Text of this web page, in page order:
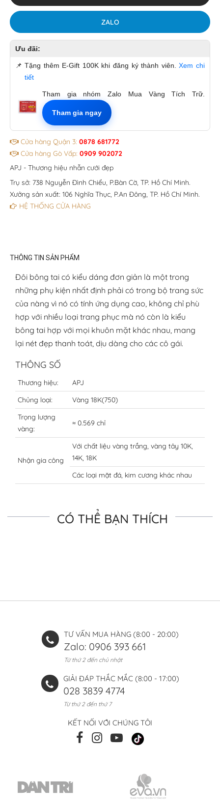
ZALO
Ưu đãi:
📌 Tặng thêm E-Gift 100K khi đăng ký thành viên.Xem chi
tiết
Tham gia nhóm Zalo Mua Vàng Tích Trữ.
Tham gia ngay
Cửa hàng Quận 3: 0878 681772
Cửa hàng Gò Vấp: 0909 902072
APJ - Thương hiệu nhẫn cưới đẹp
Trụ sở: 738 Nguyễn Đình Chiểu, P.Bàn Cờ, TP. Hồ Chí Minh.
Xưởng sản xuất: 106 Nghĩa Thục, P.An Đông, TP. Hồ Chí Minh.
HỆ THỐNG CỬA HÀNG
THÔNG TIN SẢN PHẨM
Đôi bông tai có kiểu dáng đơn giản là một trong
những phụ kiện nhất định phải có trong bộ trang sức
của nàng vì nó có tính ứng dụng cao, không chỉ phù
hợp với nhiều loại trang phục mà nó còn là kiểu
bông tai hợp với mọi khuôn mặt khác nhau, mang
lại nét đẹp thanh toát, dịu dàng cho các cô gái.
THÔNG SỐ
Thương hiệu:
APJ
Chủng loại:
Vàng 18K(750)
Trọng lượng
vàng:
≈ 0.569 chỉ
Nhận gia công
Với chất liệu vàng trắng, vàng tây 10K,
14K, 18K
Các loại mặt đá, kim cương khác nhau
CÓ THỂ BẠN THÍCH
TƯ VẤN MUA HÀNG (8:00 - 20:00)
Zalo: 0906 393 661
Từ thứ 2 đến chủ nhật
GIẢI ĐÁP THẮC MẮC (8:00 - 17:00)
028 3839 4774
Từ thứ 2 đến thứ 7
KẾT NỐI VỚI CHÚNG TÔI